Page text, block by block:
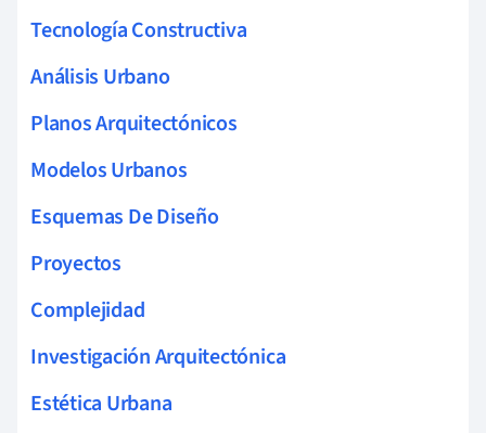
Tecnología Constructiva
Análisis Urbano
Planos Arquitectónicos
Modelos Urbanos
Esquemas De Diseño
Proyectos
Complejidad
Investigación Arquitectónica
Estética Urbana